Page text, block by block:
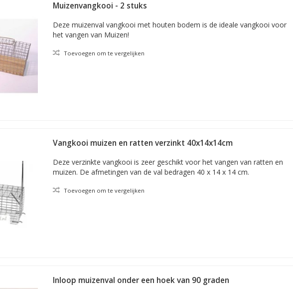
Muizenvangkooi - 2 stuks
Deze muizenval vangkooi met houten bodem is de ideale vangkooi voor
het vangen van Muizen!
Toevoegen om te vergelijken
Vangkooi muizen en ratten verzinkt 40x14x14cm
Deze verzinkte vangkooi is zeer geschikt voor het vangen van ratten en
muizen. De afmetingen van de val bedragen 40 x 14 x 14 cm.
Toevoegen om te vergelijken
Inloop muizenval onder een hoek van 90 graden